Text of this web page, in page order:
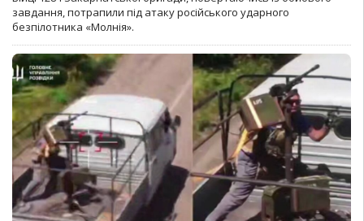
завдання, потрапили під атаку російського ударного
безпілотника «Молнія».